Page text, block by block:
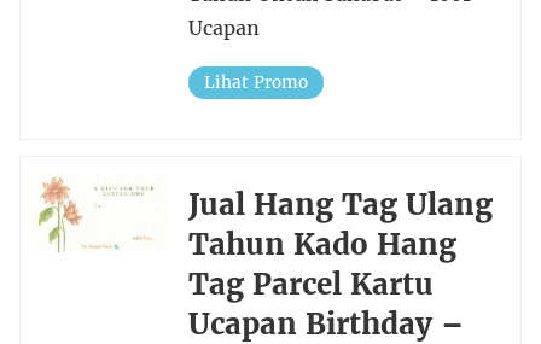
Ucapan
Lihat Promo
Jual Hang Tag Ulang
Tahun Kado Hang
Tag Parcel Kartu
Ucapan Birthday –